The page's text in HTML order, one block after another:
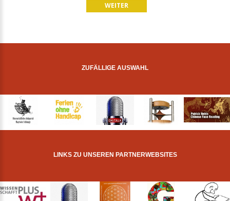
WEITER
ZUFÄLLIGE AUSWAHL
LINKS ZU UNSEREN PARTNERWEBSITES